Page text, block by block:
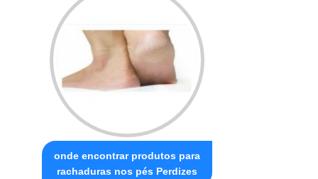
onde encontrar produtos para
rachaduras nos pés Perdizes